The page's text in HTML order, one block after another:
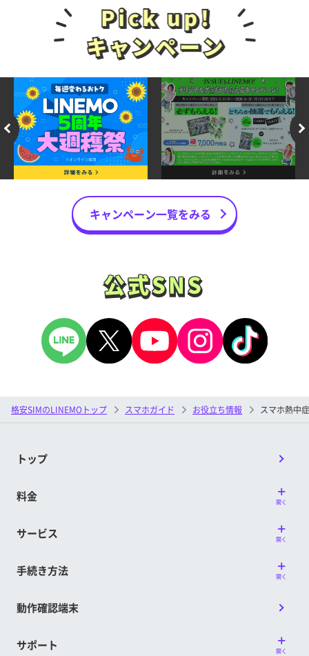
キャンペーン一覧をみる
公式SNS
公式SNS
格安SIMのLINEMOトップ スマホガイド お役立ち情報 スマホ熱中
トップ
料金 開く
サービス 開く
手続き方法 開く
動作確認端末
サポート 開く